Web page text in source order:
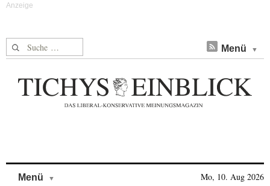
Suche nach: Menü
Menü Mo, 10. Aug 2026